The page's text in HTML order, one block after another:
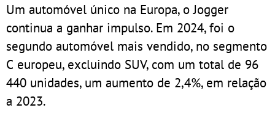
Um automóvel único na Europa, o Jogger
continua a ganhar impulso. Em 2024, foi o
segundo automóvel mais vendido, no segmento
C europeu, excluindo SUV, com um total de 96
440 unidades, um aumento de 2,4%, em relação
a 2023.